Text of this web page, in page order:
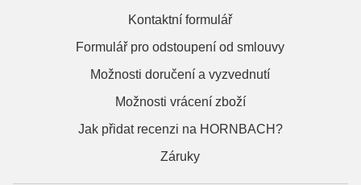
Kontaktní formulář
Formulář pro odstoupení od smlouvy
Možnosti doručení a vyzvednutí
Možnosti vrácení zboží
Jak přidat recenzi na HORNBACH?
Záruky